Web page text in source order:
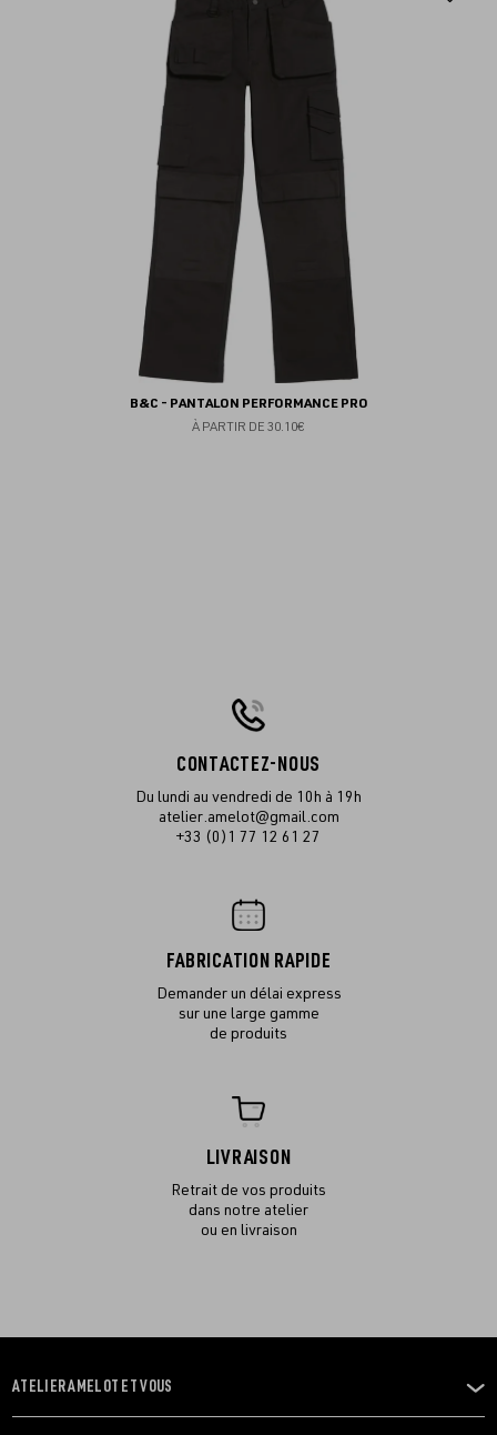
B&C - PANTALON PERFORMANCE PRO
À PARTIR DE 30.10€
CONTACTEZ-NOUS
Du lundi au vendredi de 10h à 19h
atelier.amelot@gmail.com
+33 (0)1 77 12 61 27
FABRICATION RAPIDE
Demander un délai express
sur une large gamme
de produits
LIVRAISON
Retrait de vos produits
dans notre atelier
ou en livraison
OUVRIR
LE
ATELIER AMELOT ET VOUS